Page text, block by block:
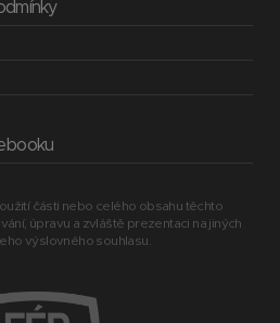
části nebo celého obsahu těchto
úpravu a zvláště prezentaci na jiných
výslovného souhlasu.